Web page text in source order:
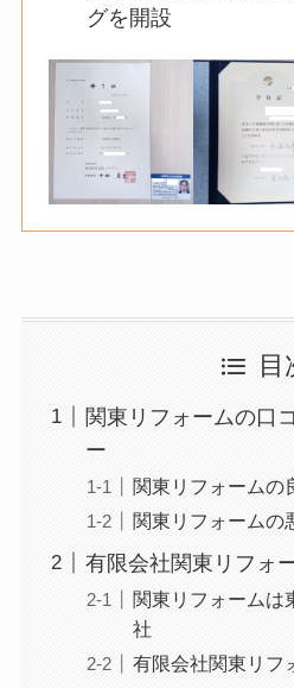
グを開設
目
関東リフォームの口
ー
関東リフォームの
関東リフォームの
有限会社関東リフォ
関東リフォームは
社
有限会社関東リフ